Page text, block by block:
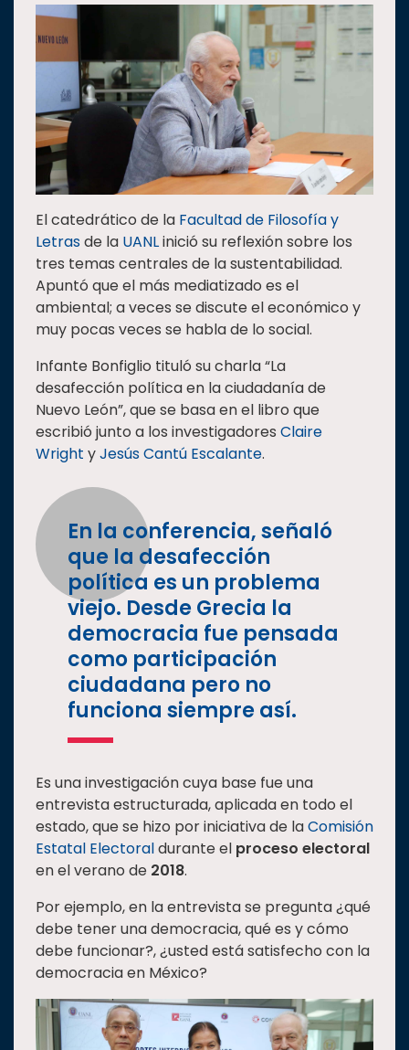
Vinculación
Universiada
Nacional
El catedrático de la Facultad de Filosofía y
Letrasde la UANLinició su reflexión sobre los
tres temas centrales de la sustentabilidad.
Apuntó que el más mediatizado es el
ambiental; a veces se discute el económico y
muy pocas veces se habla de lo social.
Infante Bonfiglio tituló su charla “La
desafección política en la ciudadanía de
Nuevo León”, que se basa en el libro que
escribió junto a los investigadores Claire
Wright yJesús Cantú Escalante.
En la conferencia, señaló
que la desafección
política es un problema
viejo. Desde Grecia la
democracia fue pensada
como participación
ciudadana pero no
funciona siempre así.
Es una investigación cuya base fue una
entrevista estructurada, aplicada en todo el
estado, que se hizo por iniciativa de laComisión
Estatal Electoraldurante el proceso electoral
en el verano de 2018.
Por ejemplo, en la entrevista se pregunta ¿qué
debe tener una democracia, qué es y cómo
debe funcionar?, ¿usted está satisfecho con la
democracia en México?